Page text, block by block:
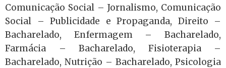
Comunicação Social – Jornalismo, Comunicação
Social – Publicidade e Propaganda, Direito –
Bacharelado, Enfermagem – Bacharelado,
Farmácia – Bacharelado, Fisioterapia –
Bacharelado, Nutrição – Bacharelado, Psicologia